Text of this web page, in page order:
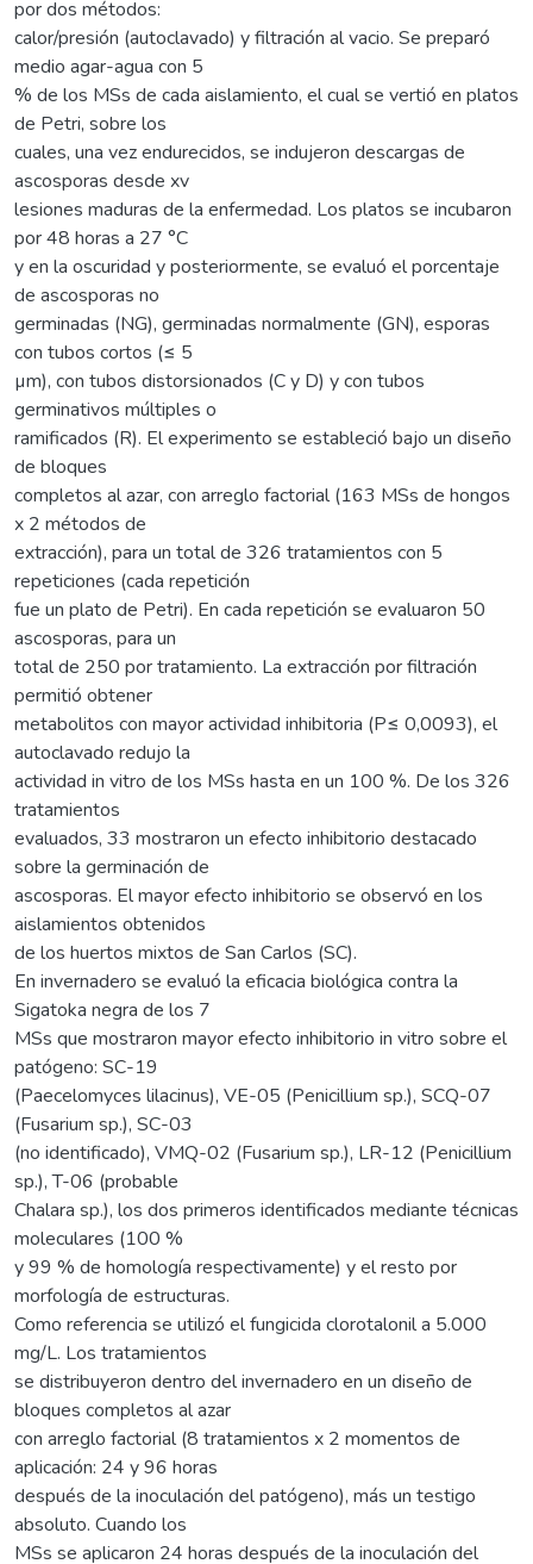
por dos métodos:
calor/presión (autoclavado) y filtración al vacio. Se preparó
medio agar-agua con 5
% de los MSs de cada aislamiento, el cual se vertió en platos
de Petri, sobre los
cuales, una vez endurecidos, se indujeron descargas de
ascosporas desde xv
lesiones maduras de la enfermedad. Los platos se incubaron
por 48 horas a 27 °C
y en la oscuridad y posteriormente, se evaluó el porcentaje
de ascosporas no
germinadas (NG), germinadas normalmente (GN), esporas
con tubos cortos (≤ 5
µm), con tubos distorsionados (C y D) y con tubos
germinativos múltiples o
ramificados (R). El experimento se estableció bajo un diseño
de bloques
completos al azar, con arreglo factorial (163 MSs de hongos
x 2 métodos de
extracción), para un total de 326 tratamientos con 5
repeticiones (cada repetición
fue un plato de Petri). En cada repetición se evaluaron 50
ascosporas, para un
total de 250 por tratamiento. La extracción por filtración
permitió obtener
metabolitos con mayor actividad inhibitoria (P≤ 0,0093), el
autoclavado redujo la
actividad in vitro de los MSs hasta en un 100 %. De los 326
tratamientos
evaluados, 33 mostraron un efecto inhibitorio destacado
sobre la germinación de
ascosporas. El mayor efecto inhibitorio se observó en los
aislamientos obtenidos
de los huertos mixtos de San Carlos (SC).
En invernadero se evaluó la eficacia biológica contra la
Sigatoka negra de los 7
MSs que mostraron mayor efecto inhibitorio in vitro sobre el
patógeno: SC-19
(Paecelomyces lilacinus), VE-05 (Penicillium sp.), SCQ-07
(Fusarium sp.), SC-03
(no identificado), VMQ-02 (Fusarium sp.), LR-12 (Penicillium
sp.), T-06 (probable
Chalara sp.), los dos primeros identificados mediante técnicas
moleculares (100 %
y 99 % de homología respectivamente) y el resto por
morfología de estructuras.
Como referencia se utilizó el fungicida clorotalonil a 5.000
mg/L. Los tratamientos
se distribuyeron dentro del invernadero en un diseño de
bloques completos al azar
con arreglo factorial (8 tratamientos x 2 momentos de
aplicación: 24 y 96 horas
después de la inoculación del patógeno), más un testigo
absoluto. Cuando los
MSs se aplicaron 24 horas después de la inoculación del